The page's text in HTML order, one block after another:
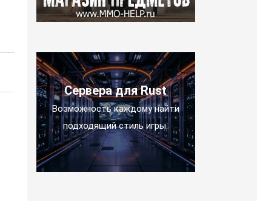
Сервера для Rust
Возможность каждому найти
подходящий стиль игры.